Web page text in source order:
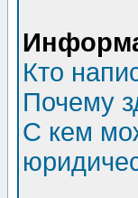
Кто
Почему
С кем